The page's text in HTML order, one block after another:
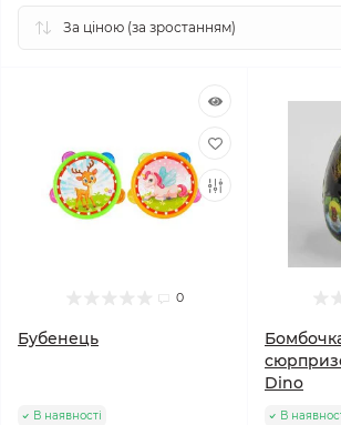
0
Бубенець
В наявності
Dino
В